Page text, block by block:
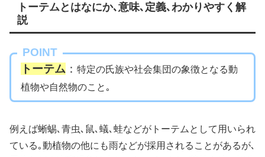
トーテムとはなにか､意味､定義､わかりやすく解
説
POINT
トーテム ： 特定の氏族や社会集団の象徴となる動
植物や自然物のこと｡
例えば蜥蜴､青虫､鼠､蟻､蛙などがトーテムとして用いられ
ている｡動植物の他にも雨などが採用されることがあるが､